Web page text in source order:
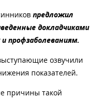
предложил
докладчиками
профзаболеваниям.
озвучили
показателей.
причины такой